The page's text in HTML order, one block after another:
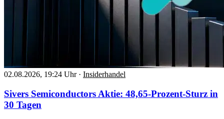
02.08.2026, 19:24 Uhr · Insiderhandel
Sivers Semiconductors Aktie: 48,65-Prozent-Sturz in
30 Tagen